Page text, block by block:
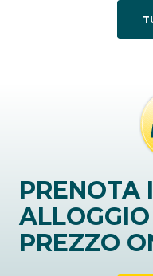
PRENOTA
PREZZO